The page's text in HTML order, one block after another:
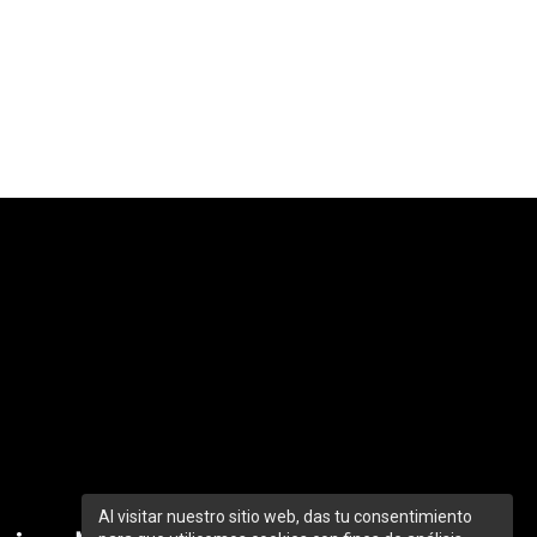
Al visitar nuestro sitio web, das tu consentimiento